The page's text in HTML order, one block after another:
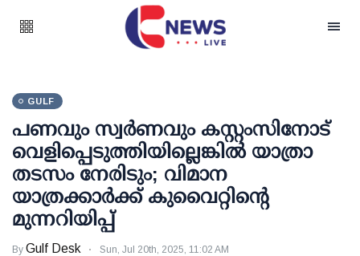
GULF
പണവും സ്വർണവും കസ്റ്റംസിനോട്
വെളിപ്പെടുത്തിയില്ലെങ്കിൽ യാത്രാ
തടസം നേരിടും; വിമാന
യാത്രക്കാർ‌ക്ക് കുവൈറ്റിന്റെ
മുന്നറിയിപ്പ്
By Gulf Desk Sun, Jul 20th, 2025, 11:02 AM